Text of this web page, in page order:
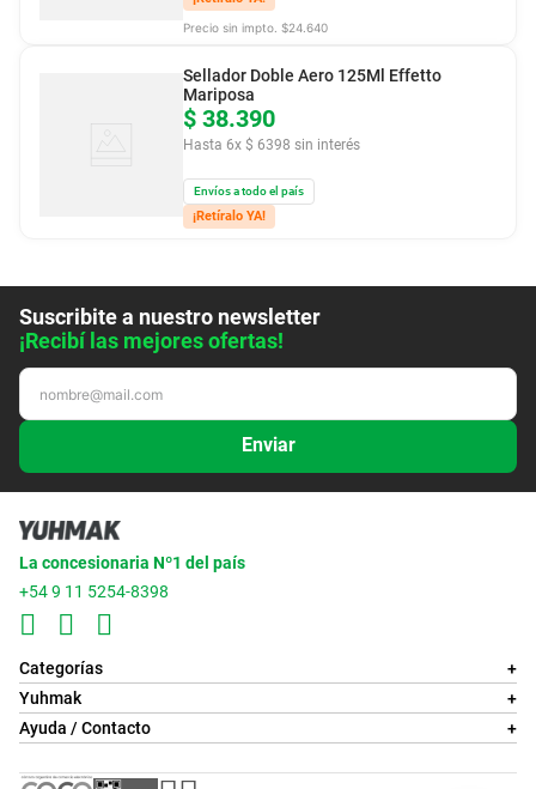
Precio sin impto. $24.640
$ 38.390
Hasta 6x $ 6398 sin interés
Sellador Doble Aero 125Ml Effetto
Mariposa
Envíos a todo el país
¡Retíralo YA!
Suscribite a nuestro newsletter
¡Recibí las mejores ofertas!
Enviar
La concesionaria Nº1 del país
+54 9 11 5254-8398
Categorías
+
Yuhmak
+
Ayuda / Contacto
+